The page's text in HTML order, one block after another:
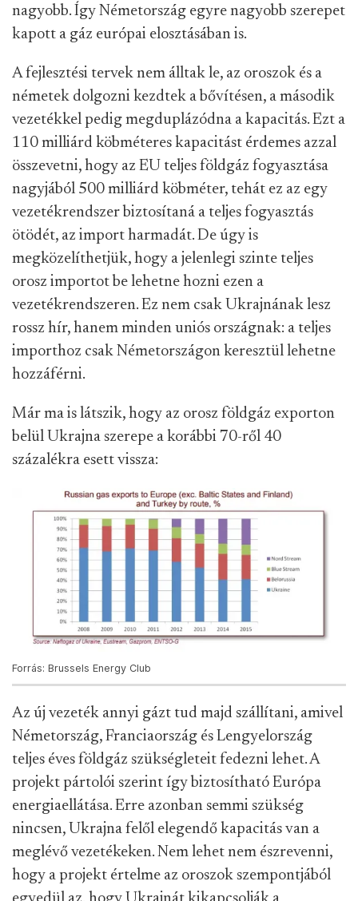
nagyobb. Így Németország egyre nagyobb szerepet
kapott a gáz európai elosztásában is.
A fejlesztési tervek nem álltak le, az oroszok és a
németek dolgozni kezdtek a bővítésen, a második
vezetékkel pedig megduplázódna a kapacitás. Ezt a
110 milliárd köbméteres kapacitást érdemes azzal
összevetni, hogy az EU teljes földgáz fogyasztása
nagyjából 500 milliárd köbméter, tehát ez az egy
vezetékrendszer biztosítaná a teljes fogyasztás
ötödét, az import harmadát. De úgy is
megközelíthetjük, hogy a jelenlegi szinte teljes
orosz importot be lehetne hozni ezen a
vezetékrendszeren. Ez nem csak Ukrajnának lesz
rossz hír, hanem minden uniós országnak: a teljes
importhoz csak Németországon keresztül lehetne
hozzáférni.
Már ma is látszik, hogy az orosz földgáz exporton
belül Ukrajna szerepe a korábbi 70-ről 40
százalékra esett vissza:
Forrás: Brussels Energy Club
Az új vezeték annyi gázt tud majd szállítani, amivel
Németország, Franciaország és Lengyelország
teljes éves földgáz szükségleteit fedezni lehet. A
projekt pártolói szerint így biztosítható Európa
energiaellátása. Erre azonban semmi szükség
nincsen, Ukrajna felől elegendő kapacitás van a
meglévő vezetékeken. Nem lehet nem észrevenni,
hogy a projekt értelme az oroszok szempontjából